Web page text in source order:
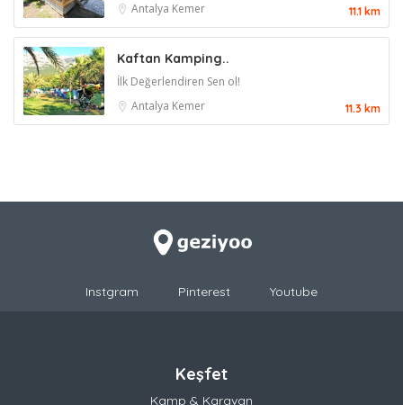
Antalya Kemer 11.1 km
Kaftan Kamping..
İlk Değerlendiren Sen ol!
Antalya Kemer 11.3 km
Instgram Pinterest Youtube
Keşfet
Kamp & Karavan